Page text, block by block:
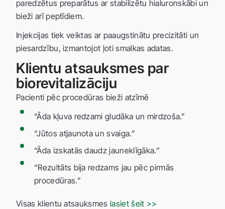
paredzētus preparātus ar stabilizētu hialuronskābi un
bieži arī peptīdiem.
Injekcijas tiek veiktas ar paaugstinātu precizitāti un
piesardzību, izmantojot ļoti smalkas adatas.
Klientu atsauksmes par
biorevitalizāciju
Pacienti pēc procedūras bieži atzīmē
“Āda kļuva redzami gludāka un mirdzoša.”
“Jūtos atjaunota un svaiga.”
“Āda izskatās daudz jauneklīgāka.”
“Rezultāts bija redzams jau pēc pirmās
procedūras.”
Visas klientu atsauksmeslasiet šeit >>